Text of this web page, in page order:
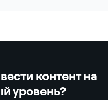
контент на
уровень?